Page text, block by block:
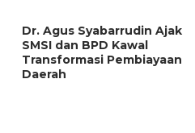
Dr. Agus Syabarrudin Ajak
SMSI dan BPD Kawal
Transformasi Pembiayaan
Daerah